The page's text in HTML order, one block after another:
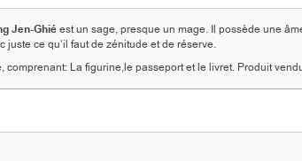
Jen-Ghié est un sage, presque un mage. Il possède une
ce qu’il faut de zénitude et de réserve.
, comprenant: La figurine,le passeport et le livret. Produit